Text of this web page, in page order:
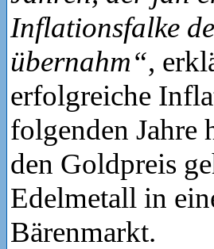
Inflationsfalke
übernahm“,
erfolgreiche
folgenden Jahre
den Goldpreis
Edelmetall in
Bärenmarkt.